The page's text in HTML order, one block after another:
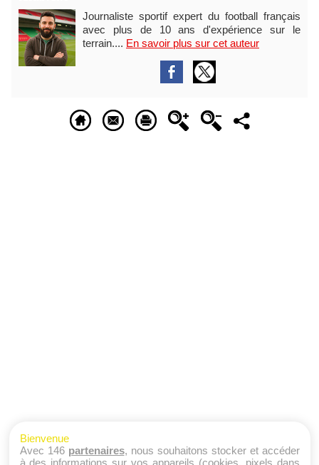
Journaliste sportif expert du football français
avec plus de 10 ans d'expérience sur le
terrain.... En savoir plus sur cet auteur
Bienvenue
Avec 146 partenaires, nous souhaitons stocker et accéder
à des informations sur vos appareils (cookies, pixels dans